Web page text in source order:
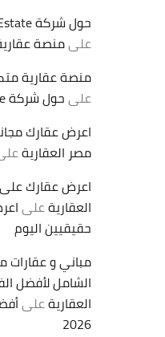
حول شركة Gate Masr Real Estate - بوابة مصر العقارية
علىمنصة
منصة عقارية
علىحول شركة Gate Masr Real Estate
اعرض عقارك
مصر العقارية
اعرض عقارك على
العقاريةعلى
حقيقيين اليوم
مباني و عقارات
العقاريةعلى
2026